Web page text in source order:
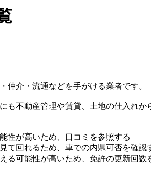
介・流通などを手がける業者です。
不動産管理や賃貸、土地の仕入れか
性が高いため、口コミを参照する
て回れるため、車での内県可否を確認
る可能性が高いため、免許の更新回数